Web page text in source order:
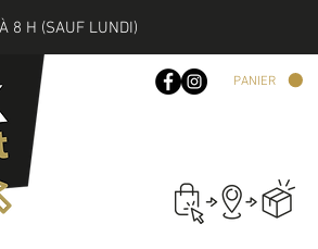
8 H (SAUF LUNDI)
PANIER